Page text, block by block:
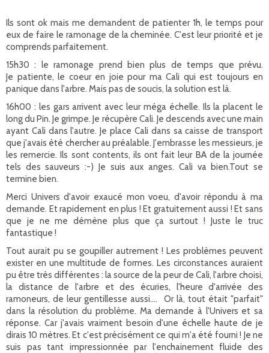
Ils sont ok mais me demandent de patienter 1h, le temps pour
eux de faire le ramonage de la cheminée. C'est leur priorité et je
comprends parfaitement.
15h30 : le ramonage prend bien plus de temps que prévu.
Je patiente, le coeur en joie pour ma Cali qui est toujours en
panique dans l'arbre. Mais pas de soucis, la solution est là.
16h00 : les gars arrivent avec leur méga échelle. Ils la placent le
long du Pin. Je grimpe. Je récupère Cali. Je descends avec une main
ayant Cali dans l'autre. Je place Cali dans sa caisse de transport
que j'avais été chercher au préalable. J'embrasse les messieurs, je
les remercie. Ils sont contents, ils ont fait leur BA de la journée
tels des sauveurs :-) Je suis aux anges. Cali va bien.Tout se
termine bien.
Merci Univers d'avoir exaucé mon voeu, d'avoir répondu à ma
demande. Et rapidement en plus ! Et gratuitement aussi ! Et sans
que je ne me démène plus que ça surtout ! Juste le truc
fantastique !
Tout aurait pu se goupiller autrement ! Les problèmes peuvent
exister en une multitude de formes. Les circonstances auraient
pu être très différentes : la source de la peur de Cali, l'arbre choisi,
la distance de l'arbre et des écuries, l'heure d'arrivée des
ramoneurs, de leur gentillesse aussi.... Or là, tout était "parfait"
dans la résolution du problème. Ma demande à l'Univers et sa
réponse. Car j'avais vraiment besoin d'une échelle haute de je
dirais 10 mètres. Et c'est précisément ce qui m'a été fourni ! Je ne
suis pas tant impressionnée par l'enchainement fluide des